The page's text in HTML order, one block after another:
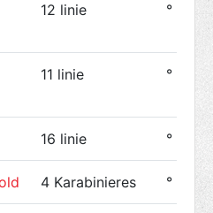
12 linie °
11 linie °
16 linie °
4 Karabinieres °